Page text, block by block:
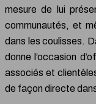
mesure de lui
communautés, et
dans les coulisses.
donne l’occasion
associés et
de façon directe